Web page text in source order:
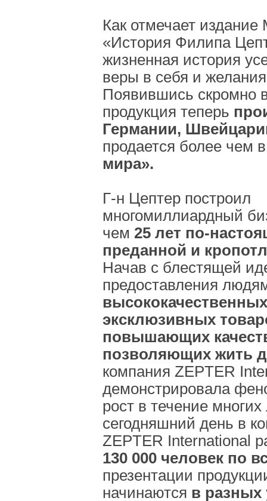
Как отмечает издание
«История Филипа
жизненная история
веры в себя и
Появившись скромно в
продукция теперь
Германии,
продается более чем
мира».
Г-н Цептер построил
многомиллиардный
чем 25 лет по-
преданной и
Начав с блестящей
предоставления
высококачественных
эксклюзивных
повышающих
позволяющих жить
компания ZEPTER
демонстрировала
рост в течение многих
сегодняшний день в
ZEPTER International
130 000 человек по
презентации
начинаются в разных